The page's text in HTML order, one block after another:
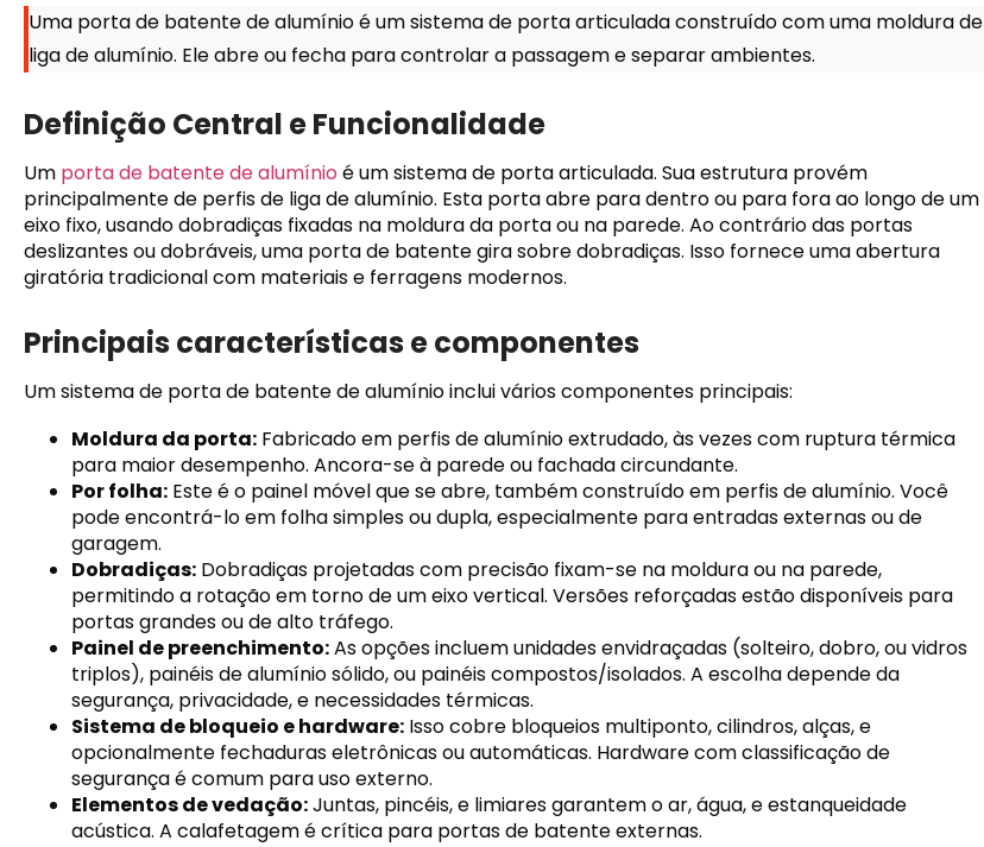
Uma porta de batente de alumínio é um sistema de porta articulada construído com uma moldura de
liga de alumínio. Ele abre ou fecha para controlar a passagem e separar ambientes.
Definição Central e Funcionalidade
Um porta de batente de alumínio é um sistema de porta articulada. Sua estrutura provém
principalmente de perfis de liga de alumínio. Esta porta abre para dentro ou para fora ao longo de um
eixo fixo, usando dobradiças fixadas na moldura da porta ou na parede. Ao contrário das portas
deslizantes ou dobráveis, uma porta de batente gira sobre dobradiças. Isso fornece uma abertura
giratória tradicional com materiais e ferragens modernos.
Principais características e componentes
Um sistema de porta de batente de alumínio inclui vários componentes principais:
Moldura da porta: Fabricado em perfis de alumínio extrudado, às vezes com ruptura térmica
para maior desempenho. Ancora-se à parede ou fachada circundante.
Por folha: Este é o painel móvel que se abre, também construído em perfis de alumínio. Você
pode encontrá-lo em folha simples ou dupla, especialmente para entradas externas ou de
garagem.
Dobradiças: Dobradiças projetadas com precisão fixam-se na moldura ou na parede,
permitindo a rotação em torno de um eixo vertical. Versões reforçadas estão disponíveis para
portas grandes ou de alto tráfego.
Painel de preenchimento:As opções incluem unidades envidraçadas (solteiro, dobro, ou vidros
triplos), painéis de alumínio sólido, ou painéis compostos/isolados. A escolha depende da
segurança, privacidade, e necessidades térmicas.
Sistema de bloqueio e hardware: Isso cobre bloqueios multiponto, cilindros, alças, e
opcionalmente fechaduras eletrônicas ou automáticas. Hardware com classificação de
segurança é comum para uso externo.
Elementos de vedação:Juntas, pincéis, e limiares garantem o ar, água, e estanqueidade
acústica. A calafetagem é crítica para portas de batente externas.